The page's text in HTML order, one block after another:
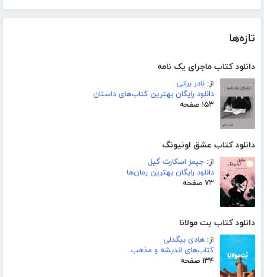
تازه‌ها
دانلود کتاب ماجرای یک نامه
از: نادر براتی
دانلود رایگان بهترین کتاب‌های داستان
۱۵۳ صفحه
دانلود کتاب عشق اونیونگ
از: جیمز اسکارث گیل
دانلود رایگان بهترین رمان‌ها
۷۳ صفحه
دانلود کتاب بت مولانا
از: هادی بیگدلی
کتاب‌های اندیشه و مذهب
۱۳۴ صفحه